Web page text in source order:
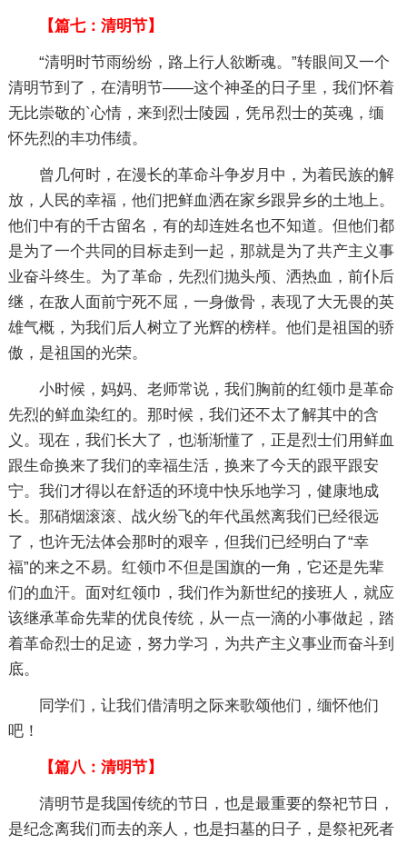
【篇七：清明节】
“清明时节雨纷纷，路上行人欲断魂。”转眼间又一个
清明节到了，在清明节——这个神圣的日子里，我们怀着
无比崇敬的`心情，来到烈士陵园，凭吊烈士的英魂，缅
怀先烈的丰功伟绩。
曾几何时，在漫长的革命斗争岁月中，为着民族的解
放，人民的幸福，他们把鲜血洒在家乡跟异乡的土地上。
他们中有的千古留名，有的却连姓名也不知道。但他们都
是为了一个共同的目标走到一起，那就是为了共产主义事
业奋斗终生。为了革命，先烈们抛头颅、洒热血，前仆后
继，在敌人面前宁死不屈，一身傲骨，表现了大无畏的英
雄气概，为我们后人树立了光辉的榜样。他们是祖国的骄
傲，是祖国的光荣。
小时候，妈妈、老师常说，我们胸前的红领巾是革命
先烈的鲜血染红的。那时候，我们还不太了解其中的含
义。现在，我们长大了，也渐渐懂了，正是烈士们用鲜血
跟生命换来了我们的幸福生活，换来了今天的跟平跟安
宁。我们才得以在舒适的环境中快乐地学习，健康地成
长。那硝烟滚滚、战火纷飞的年代虽然离我们已经很远
了，也许无法体会那时的艰辛，但我们已经明白了“幸
福”的来之不易。红领巾不但是国旗的一角，它还是先辈
们的血汗。面对红领巾，我们作为新世纪的接班人，就应
该继承革命先辈的优良传统，从一点一滴的小事做起，踏
着革命烈士的足迹，努力学习，为共产主义事业而奋斗到
底。
同学们，让我们借清明之际来歌颂他们，缅怀他们
吧！
【篇八：清明节】
清明节是我国传统的节日，也是最重要的祭祀节日，
是纪念离我们而去的亲人，也是扫墓的日子，是祭祀死者